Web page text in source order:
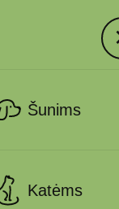
Šunims
Katėms